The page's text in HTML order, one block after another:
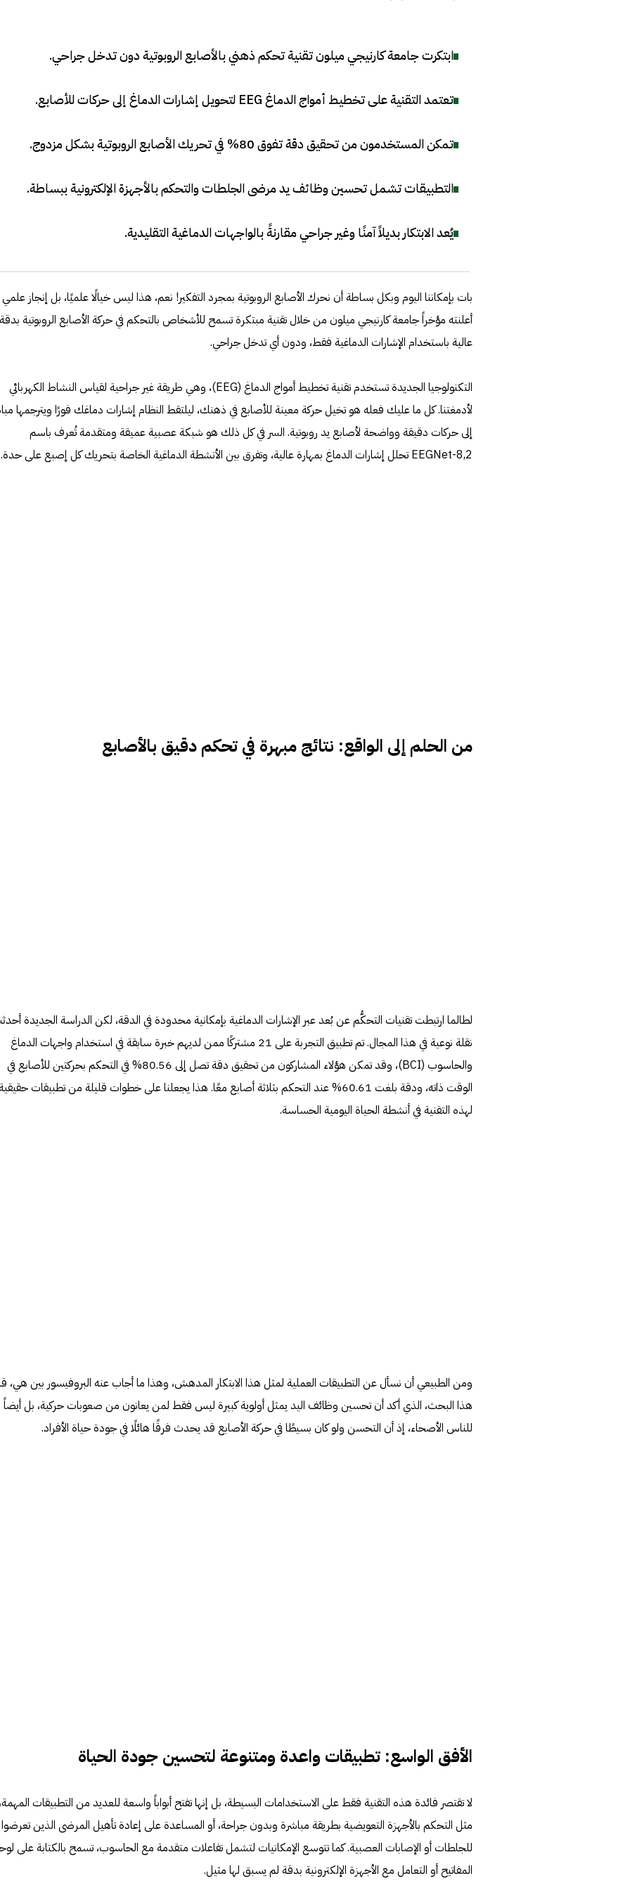
ابتكرت جامعة كارنيجي ميلون تقنية تحكم ذهني بالأصابع الروبوتية دون تدخل جراحي.
تعتمد التقنية على تخطيط أمواج الدماغ EEG لتحويل إشارات الدماغ إلى حركات للأصابع .
تمكن المستخدمون من تحقيق دقة تفوق 80% في تحريك الأصابع الروبوتية بشكل مزدوج .
التطبيقات تشمل تحسين وظائف يد مرضى الجلطات والتحكم بالأجهزة الإلكترونية ببساطة.
يُعد الابتكار بديلاً آمنًا وغير جراحي مقارنةً بالواجهات الدماغية التقليدية.
بات بإمكاننا اليوم وبكل بساطة أن نحرك الأصابع الروبوتية بمجرد التفكير! نعم، هذا ليس خيالًا علميًا، بل إنجاز علمي
أعلنته مؤخراً جامعة كارنيجي ميلون من خلال تقنية مبتكرة تسمح للأشخاص بالتحكم في حركة الأصابع الروبوتية بدقة
عالية باستخدام الإشارات الدماغية فقط، ودون أي تدخل جراحي.
التكنولوجيا الجديدة تستخدم تقنية تخطيط أمواج الدماغ (EEG)، وهي طريقة غير جراحية لقياس النشاط الكهربائي
لأدمغتنا. كل ما عليك فعله هو تخيل حركة معينة للأصابع في ذهنك، ليلتقط النظام إشارات دماغك فورًا ويترجمها
إلى حركات دقيقة وواضحة لأصابع يد روبوتية. السر في كل ذلك هو شبكة عصبية عميقة ومتقدمة تُعرف باسم
EEGNet-8,2 تحلل إشارات الدماغ بمهارة عالية، وتفرق بين الأنشطة الدماغية الخاصة بتحريك كل إصبع على حدة.
من الحلم إلى الواقع: نتائج مبهرة في تحكم دقيق بالأصابع
لطالما ارتبطت تقنيات التحكُّم عن بُعد عبر الإشارات الدماغية بإمكانية محدودة في الدقة، لكن الدراسة الجديدة
نقلة نوعية في هذا المجال. تم تطبيق التجربة على 21 مشتركًا ممن لديهم خبرة سابقة في استخدام واجهات الدماغ
والحاسوب (BCI)، وقد تمكن هؤلاء المشاركون من تحقيق دقة تصل إلى 80.56% في التحكم بحركتين للأصابع في
الوقت ذاته، ودقة بلغت 60.61% عند التحكم بثلاثة أصابع معًا. هذا يجعلنا على خطوات قليلة من تطبيقات
لهذه التقنية في أنشطة الحياة اليومية الحساسة.
ومن الطبيعي أن نسأل عن التطبيقات العملية لمثل هذا الابتكار المدهش، وهذا ما أجاب عنه البروفيسور بين هي،
هذا البحث، الذي أكد أن تحسين وظائف اليد يمثل أولوية كبيرة ليس فقط لمن يعانون من صعوبات حركية، بل أيضاً
للناس الأصحاء، إذ أن التحسن ولو كان بسيطًا في حركة الأصابع قد يحدث فرقًا هائلًا في جودة حياة الأفراد.
الأفق الواسع: تطبيقات واعدة ومتنوعة لتحسين جودة الحياة
لا تقتصر فائدة هذه التقنية فقط على الاستخدامات البسيطة، بل إنها تفتح أبواباً واسعة للعديد من التطبيقات
مثل التحكم بالأجهزة التعويضية بطريقة مباشرة وبدون جراحة، أو المساعدة على إعادة تأهيل المرضى الذين تعرضوا
للجلطات أو الإصابات العصبية. كما تتوسع الإمكانيات لتشمل تفاعلات متقدمة مع الحاسوب، تسمح بالكتابة على
المفاتيح أو التعامل مع الأجهزة الإلكترونية بدقة لم يسبق لها مثيل.